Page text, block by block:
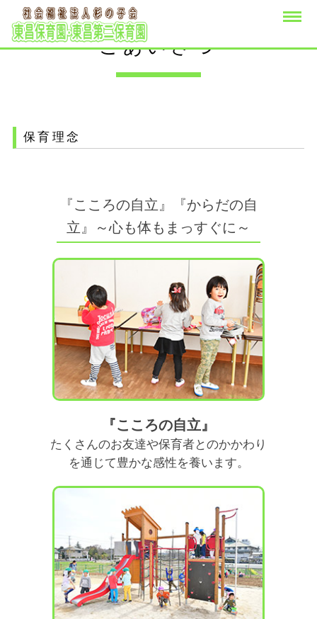
ごあいさつ
保育理念
『こころの自立』『からだの自
立』～心も体もまっすぐに～
『こころの自立』
たくさんのお友達や保育者とのかかわり
を通じて豊かな感性を養います。